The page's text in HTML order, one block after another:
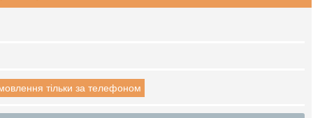
тільки за телефоном